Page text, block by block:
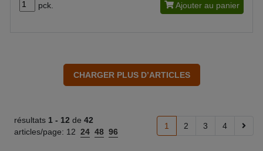
pck. Ajouter au panier
résultats 1 - 12 de 42
articles/page: 12 24 48 96
1 2 3 4